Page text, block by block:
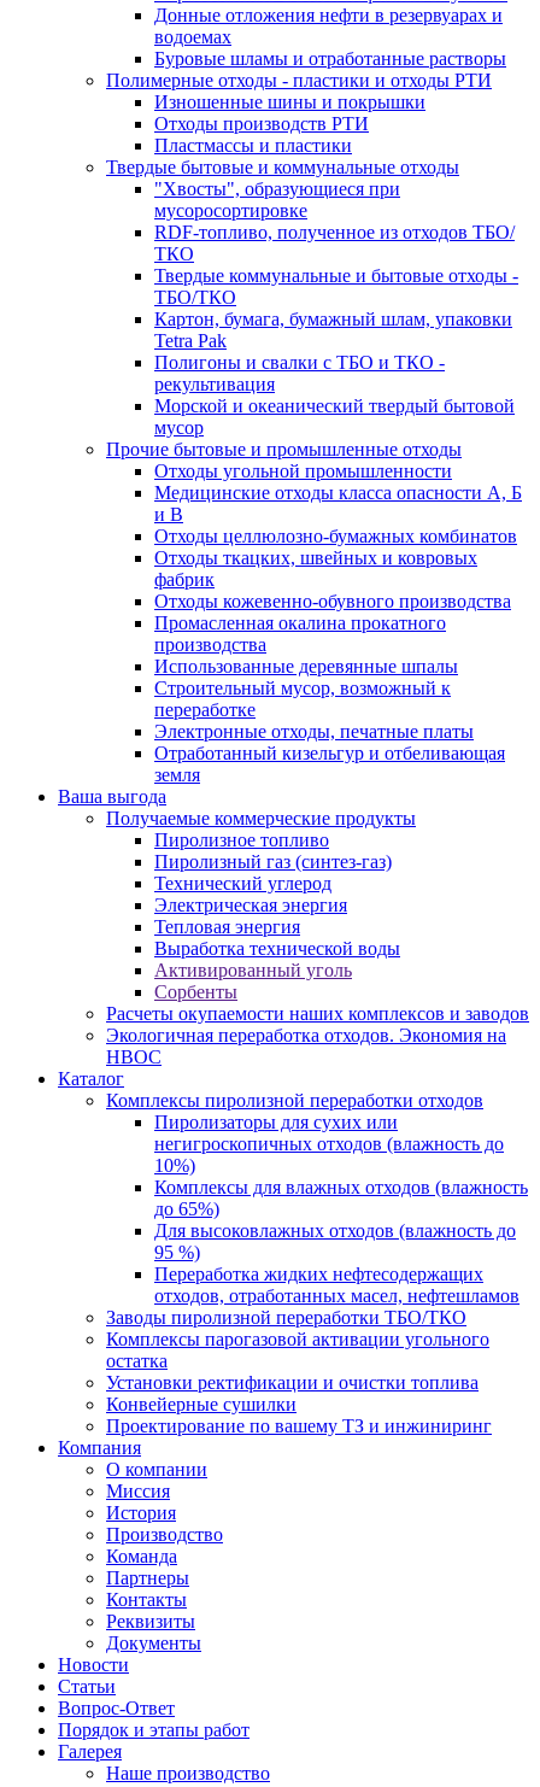
Донные отложения нефти в резервуарах и
водоемах
Буровые шламы и отработанные растворы
Полимерные отходы - пластики и отходы РТИ
Изношенные шины и покрышки
Отходы производств РТИ
Пластмассы и пластики
Твердые бытовые и коммунальные отходы
"Хвосты", образующиеся при
мусоросортировке
RDF-топливо, полученное из отходов ТБО/
ТКО
Твердые коммунальные и бытовые отходы -
ТБО/ТКО
Картон, бумага, бумажный шлам, упаковки
Tetra Pak
Полигоны и свалки с ТБО и ТКО -
рекультивация
Морской и океанический твердый бытовой
мусор
Прочие бытовые и промышленные отходы
Отходы угольной промышленности
Медицинские отходы класса опасности А, Б
и В
Отходы целлюлозно-бумажных комбинатов
Отходы ткацких, швейных и ковровых
фабрик
Отходы кожевенно-обувного производства
Промасленная окалина прокатного
производства
Использованные деревянные шпалы
Строительный мусор, возможный к
переработке
Электронные отходы, печатные платы
Отработанный кизельгур и отбеливающая
земля
Ваша выгода
Получаемые коммерческие продукты
Пиролизное топливо
Пиролизный газ (синтез-газ)
Технический углерод
Электрическая энергия
Тепловая энергия
Выработка технической воды
Активированный уголь
Сорбенты
Расчеты окупаемости наших комплексов и заводов
Экологичная переработка отходов. Экономия на
НВОС
Каталог
Комплексы пиролизной переработки отходов
Пиролизаторы для сухих или
негигроскопичных отходов (влажность до
10%)
Комплексы для влажных отходов (влажность
до 65%)
Для высоковлажных отходов (влажность до
95 %)
Переработка жидких нефтесодержащих
отходов, отработанных масел, нефтешламов
Заводы пиролизной переработки ТБО/ТКО
Комплексы парогазовой активации угольного
остатка
Установки ректификации и очистки топлива
Конвейерные сушилки
Проектирование по вашему ТЗ и инжиниринг
Компания
О компании
Миссия
История
Производство
Команда
Партнеры
Контакты
Реквизиты
Документы
Новости
Статьи
Вопрос-Ответ
Порядок и этапы работ
Галерея
Наше производство